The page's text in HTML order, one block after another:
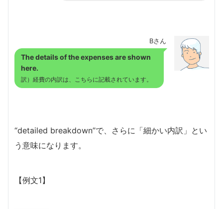
Bさん
The details of the expenses are shown
here.
訳）経費の内訳は、こちらに記載されています。
“detailed breakdown”で、さらに「細かい内訳」とい
う意味になります。
【例文1】